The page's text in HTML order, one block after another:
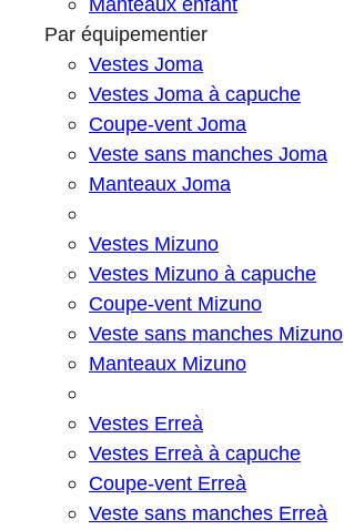
Par équipementier
Vestes Joma
Vestes Joma à capuche
Coupe-vent Joma
Veste sans manches Joma
Manteaux Joma
Vestes Mizuno
Vestes Mizuno à capuche
Coupe-vent Mizuno
Veste sans manches Mizuno
Manteaux Mizuno
Vestes Erreà
Vestes Erreà à capuche
Coupe-vent Erreà
Veste sans manches Erreà